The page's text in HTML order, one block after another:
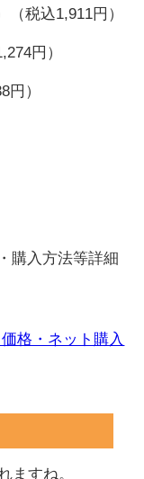
税込1,911円）
円）
）
購入方法等詳細
格・ネット購入
ますね。